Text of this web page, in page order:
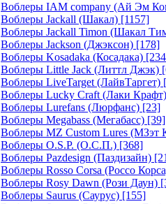
Воблеры IAM company (Ай Эм
Воблеры Jackall (Шакал) [1157]
Воблеры Jackall Timon (Шакал
Воблеры Jackson (Джэксон) [178]
Воблеры Kosadaka (Косадака)
Воблеры Little Jack (Литтл Джэк)
Воблеры LiveTarget (ЛайвТаргет)
Воблеры Lucky Craft (Лаки Крафт)
Воблеры Lurefans (Люрфанс) [23]
Воблеры Megabass (Мегабасс) [39]
Воблеры MZ Custom Lures (МЗэт
Воблеры O.S.P. (О.С.П.) [368]
Воблеры Pazdesign (Паздизайн)
Воблеры Rosso Corsa (Россо
Воблеры Rosy Dawn (Рози Даун)
Воблеры Saurus (Саурус) [155]